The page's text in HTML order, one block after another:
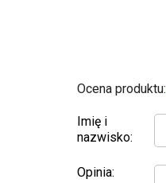
Ocena produktu:
Imię i
nazwisko:
Opinia: